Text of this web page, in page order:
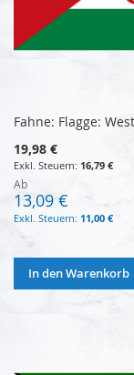
Fahne: Flagge:
19,98 €
16,79 €
Ab
13,09 €
11,00 €
In den Warenkorb